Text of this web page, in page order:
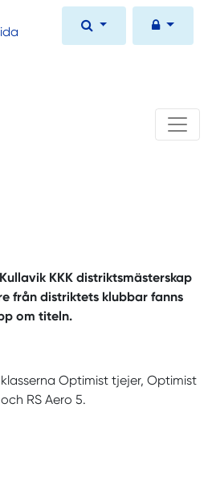
KKK distriktsmästerskap
från distriktets klubbar fanns
om titeln.
Optimist tjejer, Optimist
RS Aero 5.